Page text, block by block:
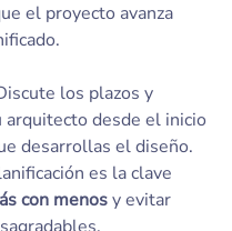
el proyecto avanza
los plazos y
arquitecto desde el inicio
desarrollas el diseño.
es la clave
con menos y evitar